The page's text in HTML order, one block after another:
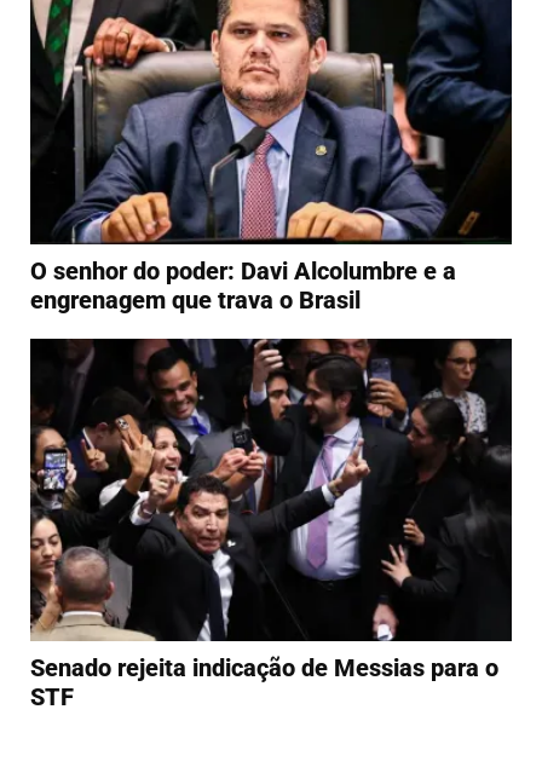
O senhor do poder: Davi Alcolumbre e a
engrenagem que trava o Brasil
Senado rejeita indicação de Messias para o
STF